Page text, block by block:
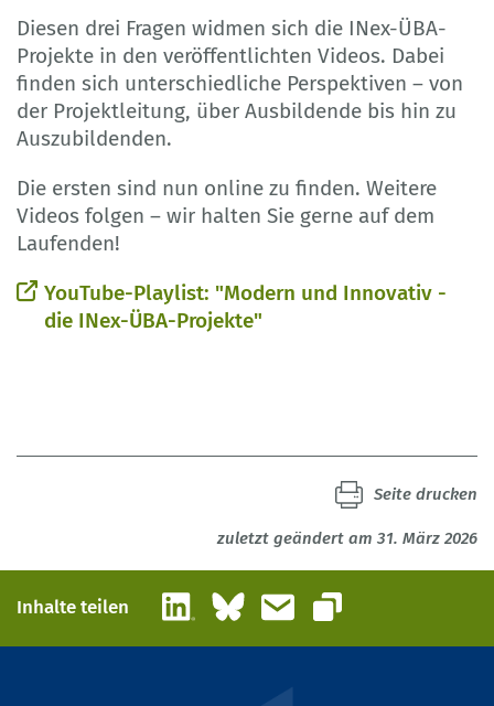
Diesen drei Fragen widmen sich die INex-ÜBA-
Projekte in den veröffentlichten Videos. Dabei
finden sich unterschiedliche Perspektiven – von
der Projektleitung, über Ausbildende bis hin zu
Auszubildenden.
Die ersten sind nun online zu finden. Weitere
Videos folgen – wir halten Sie gerne auf dem
Laufenden!
YouTube-Playlist: "Modern und Innovativ -
die INex-ÜBA-Projekte"
zuletzt geändert am 31. März 2026
Seite drucken
Inhalte teilen LinkedInBlueskyE-Mail
Link kopieren